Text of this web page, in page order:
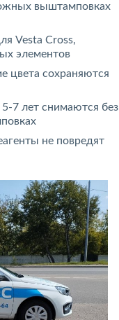
выштамповках
Vesta Cross,
элементов
цвета сохраняются
7 лет снимаются без
не повредят